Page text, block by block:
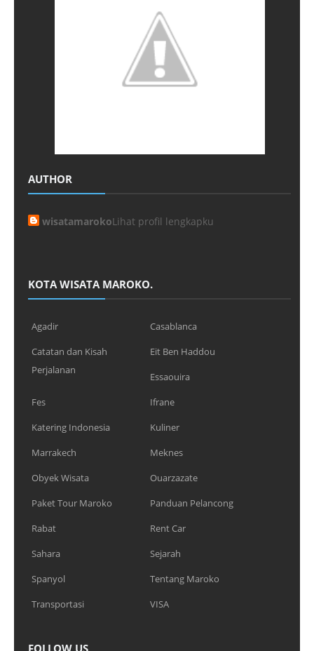
AUTHOR
wisatamarokoLihat profil lengkapku
KOTA WISATA MAROKO.
Agadir
Casablanca
Catatan dan Kisah
Perjalanan
Eit Ben Haddou
Essaouira
Fes
Ifrane
Katering Indonesia
Kuliner
Marrakech
Meknes
Obyek Wisata
Ouarzazate
Paket Tour Maroko
Panduan Pelancong
Rabat
Rent Car
Sahara
Sejarah
Spanyol
Tentang Maroko
Transportasi
VISA
FOLLOW US